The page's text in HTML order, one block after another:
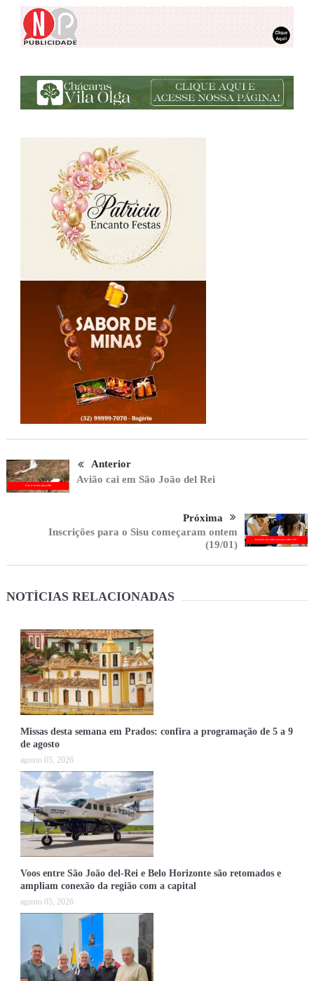
Anterior
Avião cai em São João del Rei
Próxima
Inscrições para o Sisu começaram ontem
(19/01)
NOTÍCIAS RELACIONADAS
Missas desta semana em Prados: confira a programação de 5 a 9
de agosto
agosto 05, 2026
Voos entre São João del-Rei e Belo Horizonte são retomados e
ampliam conexão da região com a capital
agosto 05, 2026